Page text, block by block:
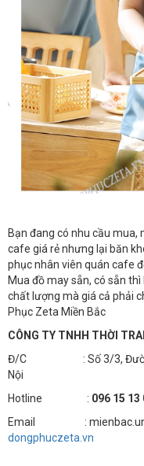
Bạn đang có nhu cầu
cafe giá rẻnhưng lại băn
phục nhân viên quán cafe
Mua đồ may sẵn, có sẵn
chất lượng mà giá cả phải
Phục Zeta Miền Bắc
CÔNG TY TNHH THỜI
Đ/C : Số 3/3, Đường
Nội
Hotline : 096 15 13
Email :
dongphuczeta.vn